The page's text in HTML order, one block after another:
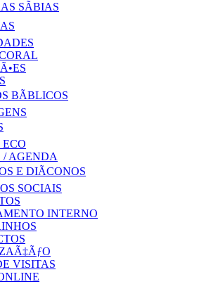
SÃBIAS
BÃBLICOS
/ AGENDA
E DIÃCONOS
SOCIAIS
INTERNO
VISITAS